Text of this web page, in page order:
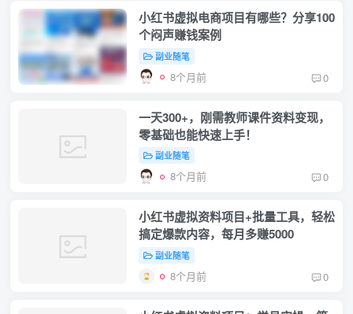
小红书虚拟电商项目有哪些？分享100
个闷声赚钱案例
副业随笔
8个月前 0
一天300+，刚需教师课件资料变现，
零基础也能快速上手！
副业随笔
8个月前 0
小红书虚拟资料项目+批量工具，轻松
搞定爆款内容，每月多赚5000
副业随笔
8个月前 0